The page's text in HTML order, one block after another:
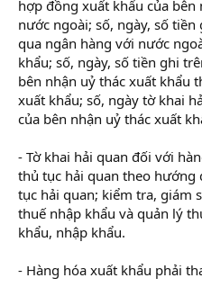
hợp đồng xuất khẩu của
nước ngoài; số, ngày, số
qua ngân hàng với nước
khẩu; số, ngày, số tiền ghi
bên nhận uỷ thác xuất khẩu
xuất khẩu; số, ngày tờ khai
của bên nhận uỷ thác xuất
- Tờ khai hải quan đối với
thủ tục hải quan theo hướng
tục hải quan; kiểm tra, giám
thuế nhập khẩu và quản lý
khẩu, nhập khẩu.
- Hàng hóa xuất khẩu phải